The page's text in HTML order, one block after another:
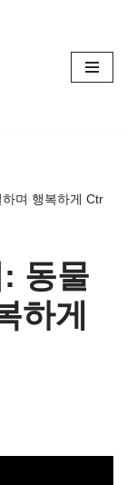
며 행복하게 Ctr
동물
하게